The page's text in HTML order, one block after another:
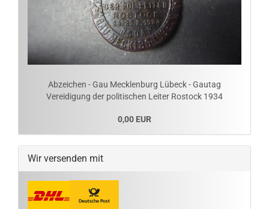
Abzeichen - Gau Mecklenburg Lübeck - Gautag
Vereidigung der politischen Leiter Rostock 1934
0,00 EUR
Wir versenden mit